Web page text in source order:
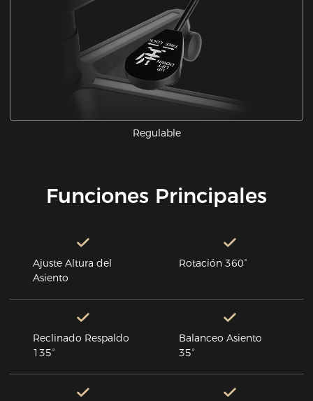
Regulable
Funciones Principales
Ajuste Altura del
Asiento
Rotación 360°
Reclinado Respaldo
135°
Balanceo Asiento
35°